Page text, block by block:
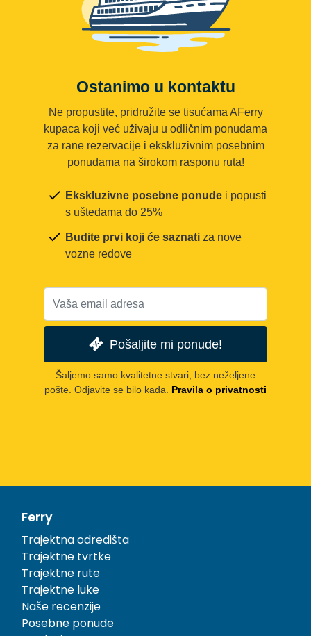
Ostanimo u kontaktu
Ne propustite, pridružite se tisućama AFerry
kupaca koji već uživaju u odličnim ponudama
za rane rezervacije i ekskluzivnim posebnim
ponudama na širokom rasponu ruta!
Ekskluzivne posebne ponude i popusti
s uštedama do 25%
Budite prvi koji će saznati za nove
vozne redove
Pošaljite mi ponude!
Šaljemo samo kvalitetne stvari, bez neželjene
pošte. Odjavite se bilo kada.
Pravila o privatnosti
Ferry
Trajektna odredišta
Trajektne tvrtke
Trajektne rute
Trajektne luke
Naše recenzije
Posebne ponude